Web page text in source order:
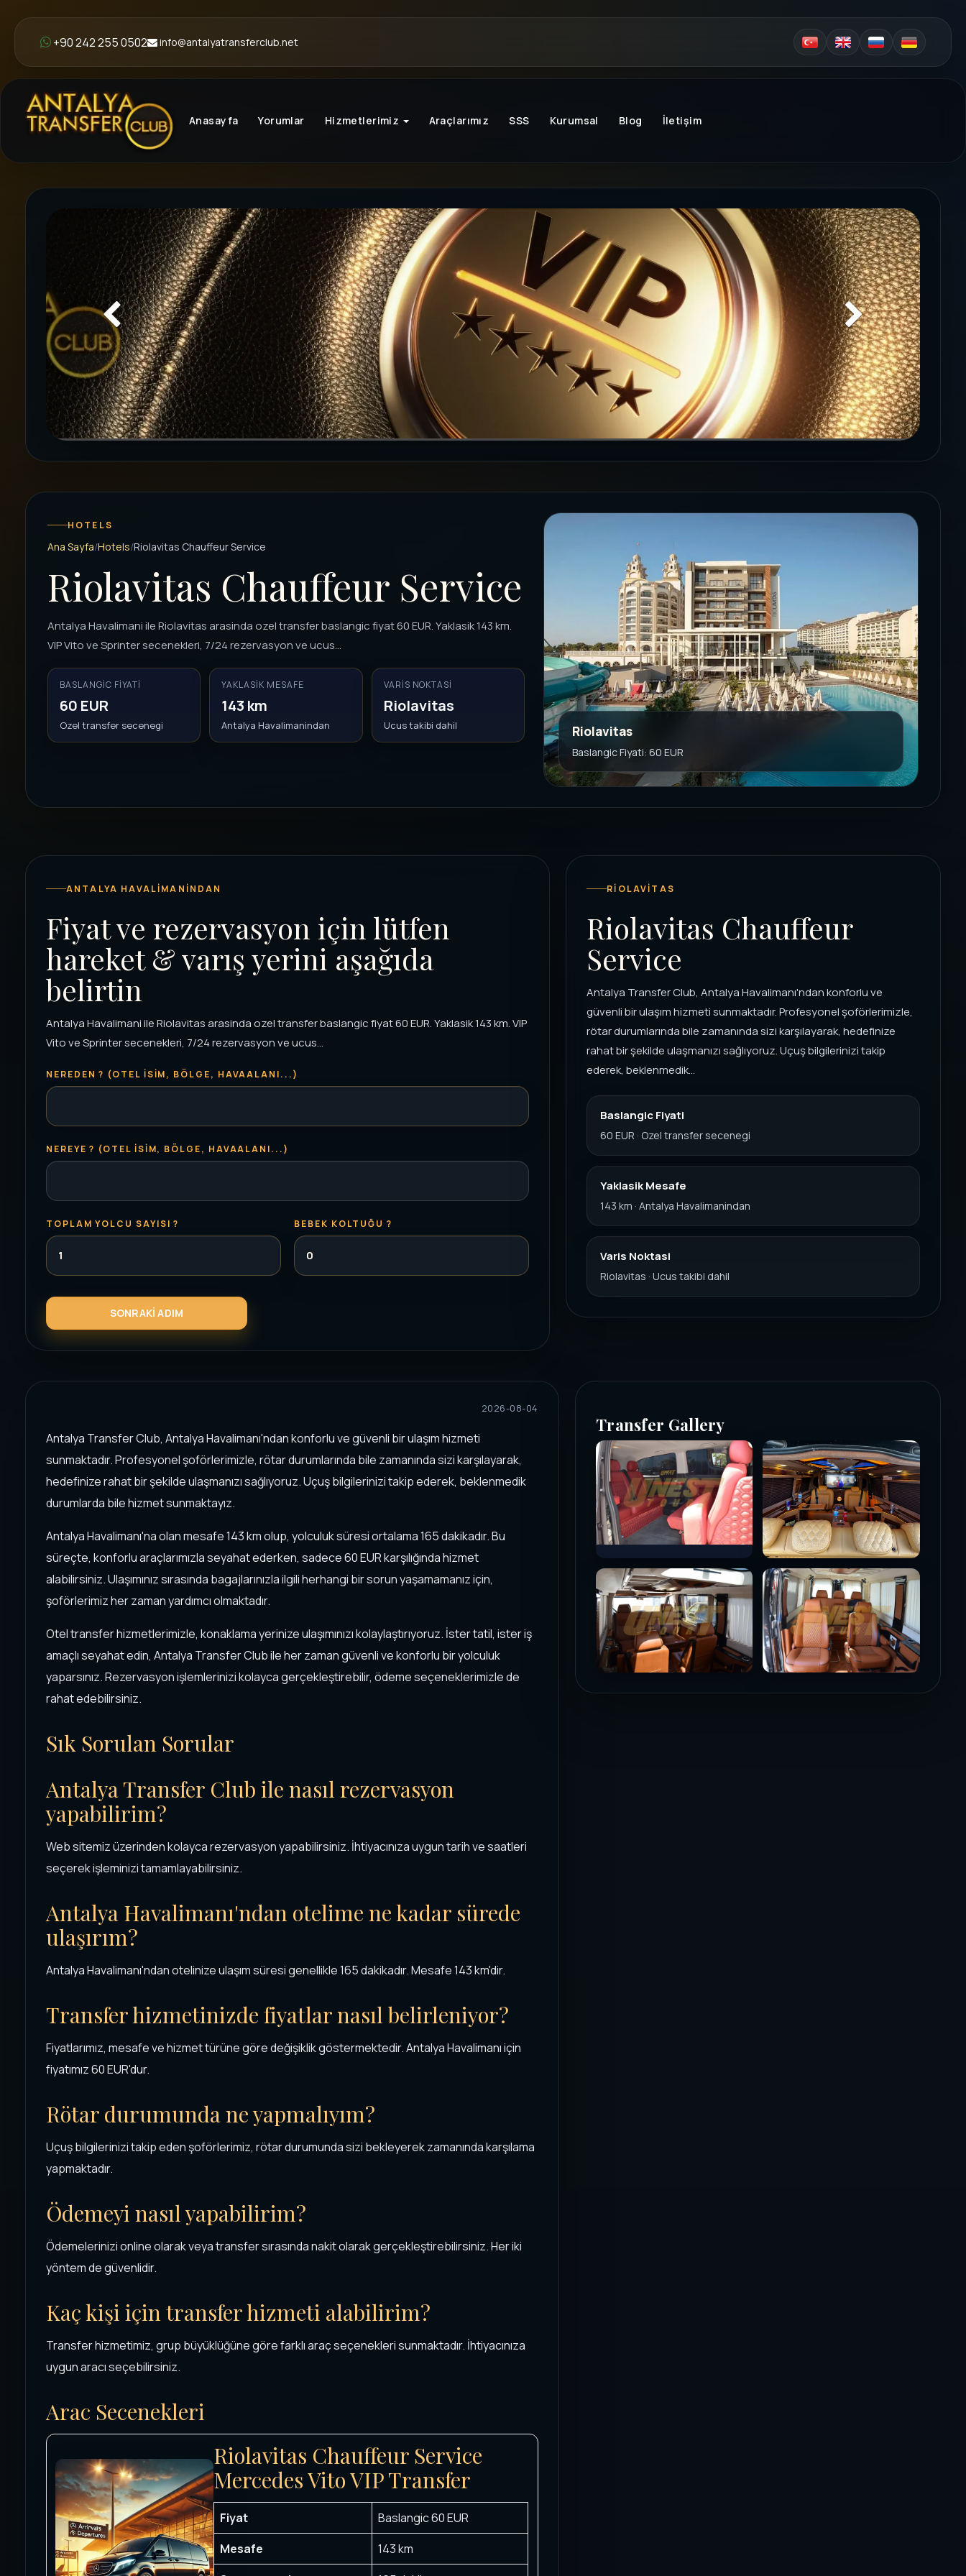
+90 242 255 0502 info@antalyatransferclub.net
Anasayfa Yorumlar Hizmetlerimiz Araçlarımız SSS Kurumsal Blog İletişim
HOTELS
Ana Sayfa Hotels Riolavitas Chauffeur Service
Riolavitas Chauffeur Service
Antalya Havalimani ile Riolavitas arasinda ozel transfer baslangic fiyat 60 EUR. Yaklasik 143 km.
VIP Vito ve Sprinter secenekleri, 7/24 rezervasyon ve ucus...
BASLANGIC FIYATI
60 EUR
Ozel transfer secenegi
YAKLASIK MESAFE
143 km
Antalya Havalimanindan
VARIS NOKTASI
Riolavitas
Ucus takibi dahil Riolavitas
Baslangic Fiyati: 60 EUR
ANTALYA HAVALIMANINDAN
Fiyat ve rezervasyon için lütfen
hareket & varış yerini aşağıda
belirtin
Antalya Havalimani ile Riolavitas arasinda ozel transfer baslangic fiyat 60 EUR. Yaklasik 143 km. VIP
Vito ve Sprinter secenekleri, 7/24 rezervasyon ve ucus...
NEREDEN ? (OTEL ISIM, BÖLGE, HAVAALANI...)
NEREYE ? (OTEL ISIM, BÖLGE, HAVAALANI...)
TOPLAM YOLCU SAYISI ? BEBEK KOLTUĞU ?
RIOLAVITAS
Riolavitas Chauffeur
Service
Antalya Transfer Club, Antalya Havalimanı'ndan konforlu ve
güvenli bir ulaşım hizmeti sunmaktadır. Profesyonel şoförlerimizle,
rötar durumlarında bile zamanında sizi karşılayarak, hedefinize
rahat bir şekilde ulaşmanızı sağlıyoruz. Uçuş bilgilerinizi takip
ederek, beklenmedik...
Baslangic Fiyati
60 EUR · Ozel transfer secenegi
Yaklasik Mesafe
143 km · Antalya Havalimanindan
Varis Noktasi
Riolavitas · Ucus takibi dahil
2026-08-04
Antalya Transfer Club, Antalya Havalimanı'ndan konforlu ve güvenli bir ulaşım hizmeti
sunmaktadır. Profesyonel şoförlerimizle, rötar durumlarında bile zamanında sizi karşılayarak,
hedefinize rahat bir şekilde ulaşmanızı sağlıyoruz. Uçuş bilgilerinizi takip ederek, beklenmedik
durumlarda bile hizmet sunmaktayız.
Antalya Havalimanı'na olan mesafe 143 km olup, yolculuk süresi ortalama 165 dakikadır. Bu
süreçte, konforlu araçlarımızla seyahat ederken, sadece 60 EUR karşılığında hizmet
alabilirsiniz. Ulaşımınız sırasında bagajlarınızla ilgili herhangi bir sorun yaşamamanız için,
şoförlerimiz her zaman yardımcı olmaktadır.
Otel transfer hizmetlerimizle, konaklama yerinize ulaşımınızı kolaylaştırıyoruz. İster tatil, ister iş
amaçlı seyahat edin, Antalya Transfer Club ile her zaman güvenli ve konforlu bir yolculuk
yaparsınız. Rezervasyon işlemlerinizi kolayca gerçekleştirebilir, ödeme seçeneklerimizle de
rahat edebilirsiniz.
Sık Sorulan Sorular
Antalya Transfer Club ile nasıl rezervasyon
yapabilirim?
Web sitemiz üzerinden kolayca rezervasyon yapabilirsiniz. İhtiyacınıza uygun tarih ve saatleri
seçerek işleminizi tamamlayabilirsiniz.
Antalya Havalimanı'ndan otelime ne kadar sürede
ulaşırım?
Antalya Havalimanı'ndan otelinize ulaşım süresi genellikle 165 dakikadır. Mesafe 143 km'dir.
Transfer hizmetinizde fiyatlar nasıl belirleniyor?
Fiyatlarımız, mesafe ve hizmet türüne göre değişiklik göstermektedir. Antalya Havalimanı için
fiyatımız 60 EUR'dur.
Rötar durumunda ne yapmalıyım?
Uçuş bilgilerinizi takip eden şoförlerimiz, rötar durumunda sizi bekleyerek zamanında karşılama
yapmaktadır.
Ödemeyi nasıl yapabilirim?
Ödemelerinizi online olarak veya transfer sırasında nakit olarak gerçekleştirebilirsiniz. Her iki
yöntem de güvenlidir.
Kaç kişi için transfer hizmeti alabilirim?
Transfer hizmetimiz, grup büyüklüğüne göre farklı araç seçenekleri sunmaktadır. İhtiyacınıza
uygun aracı seçebilirsiniz.
Arac Secenekleri
Riolavitas Chauffeur Service
Mercedes Vito VIP Transfer
Fiyat
Baslangic 60 EUR
Mesafe
143 km
Transfer Gallery